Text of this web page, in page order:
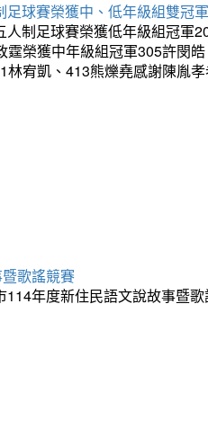
球賽榮獲中、低年級組雙冠軍
制足球賽榮獲低年級組冠
榮獲中年級組冠軍305許閔
宥凱、413熊爍堯感謝陳胤
歌謠競賽
年度新住民語文說故事暨